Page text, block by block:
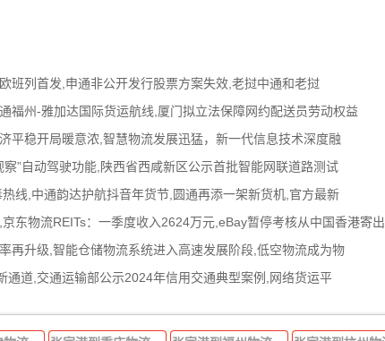
班列首发,申通非公开发行股票方案失效,老挝中通和老挝
福州-雅加达国际货运航线,厦门拟立法保障网约配送员劳动权益
平稳开局暖意浓,智慧物流发展迅猛，新一代信息技术深度融
”自动驾驶功能,陕西省西咸新区公示首批智能网联道路测试
线,中通韵达护航抖音年货节,圆通再添一架新货机,官方最新
东物流REITs：一季度收入2624万元,eBay暂停考核从中国香港寄出
再升级,智能仓储物流系统进入高速发展阶段,低空物流成为物
通道,交通运输部公示2024年信用交通典型案例,网络货运平